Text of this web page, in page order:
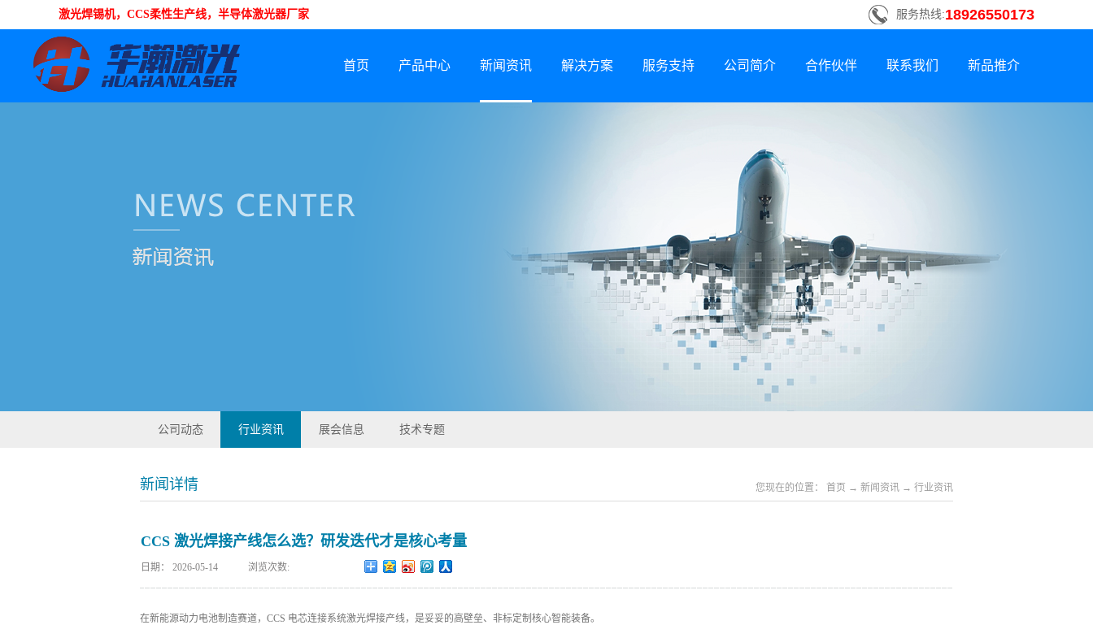
激光焊锡机，CCS柔性生产线，半导体激光器厂家 服务热线:18926550173
首页 产品中心 新闻资讯 解决方案 服务支持
下载中心
公司简介 合作伙伴 联系我们 新品推介
公司动态 行业资讯 展会信息 技术专题
新闻详情 您现在的位置： 首页 → 新闻资讯 → 行业资讯
CCS 激光焊接产线怎么选？研发迭代才是核心考量
日期： 2026-05-14 浏览次数:
在新能源动力电池制造赛道，CCS 电芯连接系统激光焊接产线，是妥妥的高壁垒、非标定制核心智能装备。